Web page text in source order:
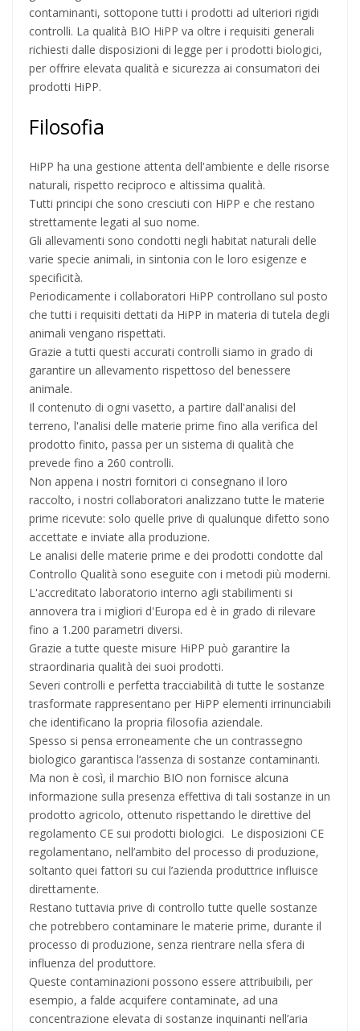
contaminanti, sottopone tutti i prodotti ad ulteriori rigidi
controlli. La qualità BIO HiPP va oltre i requisiti generali
richiesti dalle disposizioni di legge per i prodotti biologici,
per offrire elevata qualità e sicurezza ai consumatori dei
prodotti HiPP.
Filosofia
HiPP ha una gestione attenta dell'ambiente e delle risorse
naturali, rispetto reciproco e altissima qualità.
Tutti principi che sono cresciuti con HiPP e che restano
strettamente legati al suo nome.
Gli allevamenti sono condotti negli habitat naturali delle
varie specie animali, in sintonia con le loro esigenze e
specificità.
Periodicamente i collaboratori HiPP controllano sul posto
che tutti i requisiti dettati da HiPP in materia di tutela degli
animali vengano rispettati.
Grazie a tutti questi accurati controlli siamo in grado di
garantire un allevamento rispettoso del benessere
animale.
Il contenuto di ogni vasetto, a partire dall'analisi del
terreno, l'analisi delle materie prime fino alla verifica del
prodotto finito, passa per un sistema di qualità che
prevede fino a 260 controlli.
Non appena i nostri fornitori ci consegnano il loro
raccolto, i nostri collaboratori analizzano tutte le materie
prime ricevute: solo quelle prive di qualunque difetto sono
accettate e inviate alla produzione.
Le analisi delle materie prime e dei prodotti condotte dal
Controllo Qualità sono eseguite con i metodi più moderni.
L'accreditato laboratorio interno agli stabilimenti si
annovera tra i migliori d'Europa ed è in grado di rilevare
fino a 1.200 parametri diversi.
Grazie a tutte queste misure HiPP può garantire la
straordinaria qualità dei suoi prodotti.
Severi controlli e perfetta tracciabilità di tutte le sostanze
trasformate rappresentano per HiPP elementi irrinunciabili
che identificano la propria filosofia aziendale.
Spesso si pensa erroneamente che un contrassegno
biologico garantisca l‘assenza di sostanze contaminanti.
Ma non è così, il marchio BIO non fornisce alcuna
informazione sulla presenza effettiva di tali sostanze in un
prodotto agricolo, ottenuto rispettando le direttive del
regolamento CE sui prodotti biologici. Le disposizioni CE
regolamentano, nell’ambito del processo di produzione,
soltanto quei fattori su cui l’azienda produttrice influisce
direttamente.
Restano tuttavia prive di controllo tutte quelle sostanze
che potrebbero contaminare le materie prime, durante il
processo di produzione, senza rientrare nella sfera di
influenza del produttore.
Queste contaminazioni possono essere attribuibili, per
esempio, a falde acquifere contaminate, ad una
concentrazione elevata di sostanze inquinanti nell’aria